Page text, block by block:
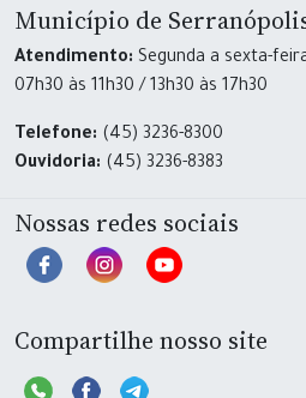
Município de
Atendimento: Segunda a sexta-
07h30 às 11h30 / 13h30 às 17h30
Telefone: (45) 3236-8300
Ouvidoria: (45) 3236-8383
Nossas redes sociais
Compartilhe nosso site